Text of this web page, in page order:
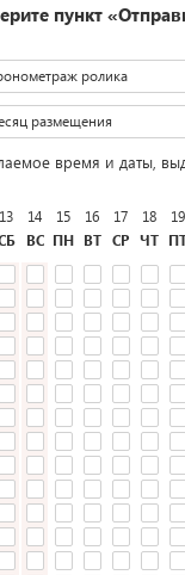
пункт
ролика
размещения
время и даты,
13
14
ВС
15
ПН
16
ВТ
17
СР
18
ЧТ
19